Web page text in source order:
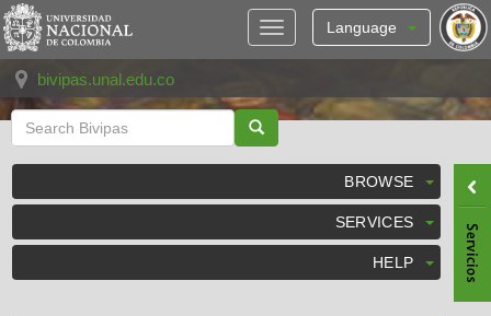
Skip
navigation
Language
bivipas.unal.edu.co
BROWSE
SERVICES
HELP